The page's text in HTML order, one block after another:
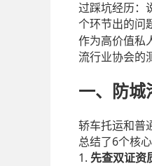
过踩坑经历：
个环节出的问
作为高价值私
流行业协会的
一、防城
轿车托运和普
总结了6个核
1. 先查双证资